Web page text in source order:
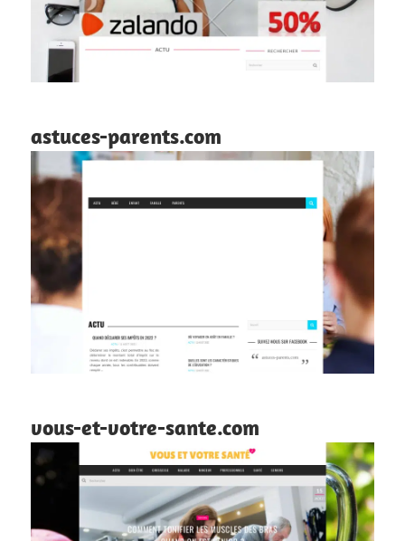
astuces-parents.com
vous-et-votre-sante.com